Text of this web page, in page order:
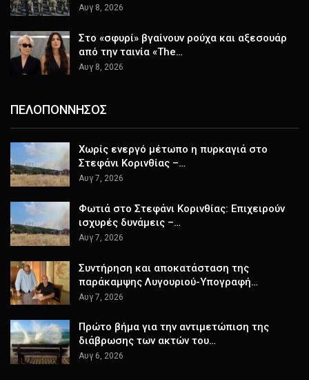
Αυγ 8, 2026
Στο «σφυρί» βγαίνουν ρούχα και αξεσουάρ
από την ταινία «The…
Αυγ 8, 2026
ΠΕΛΟΠΟΝΝΗΣΟΣ
Χωρίς ενεργό μέτωπο η πυρκαγιά στο
Στεφάνι Κορινθίας –…
Αυγ 7, 2026
Φωτιά στο Στεφάνι Κορινθίας: Επιχειρούν
ισχυρές δυνάμεις –…
Αυγ 7, 2026
Συντήρηση και αποκατάσταση της
παράκαμψης Λυγουριού-Υπογραφή…
Αυγ 7, 2026
Πρώτο βήμα για την αντιμετώπιση της
διάβρωσης των ακτών του…
Αυγ 6, 2026